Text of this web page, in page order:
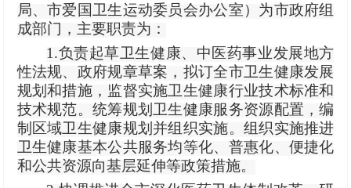
局、市爱国卫生运动委员会办公室）为市政府组
成部门，主要职责为：
1.负责起草卫生健康、中医药事业发展地方
性法规、政府规章草案，拟订全市卫生健康发展
规划和措施，监督实施卫生健康行业技术标准和
技术规范。统筹规划卫生健康服务资源配置，编
制区域卫生健康规划并组织实施。组织实施推进
卫生健康基本公共服务均等化、普惠化、便捷化
和公共资源向基层延伸等政策措施。